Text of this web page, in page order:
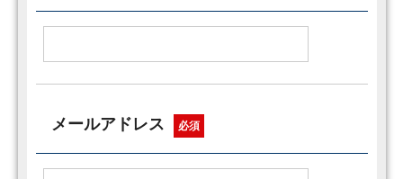
メールアドレス 必須